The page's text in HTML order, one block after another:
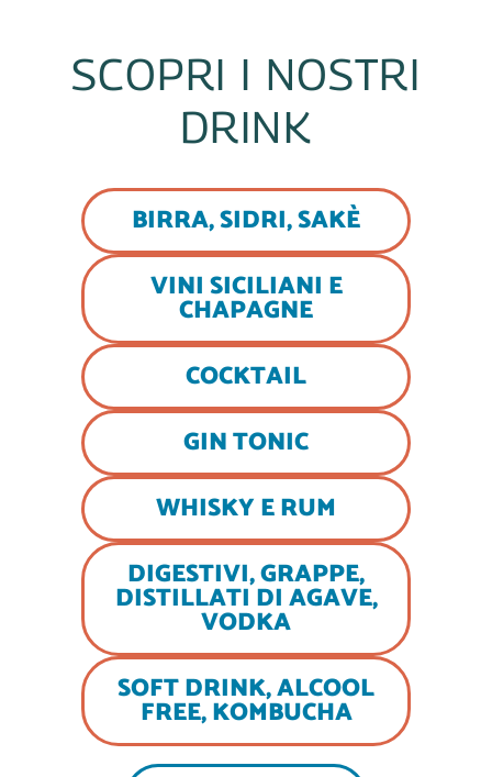
SCOPRI I NOSTRI
DRINK
BIRRA, SIDRI, SAKÈ
VINI SICILIANI E
CHAPAGNE
COCKTAIL
GIN TONIC
WHISKY E RUM
DIGESTIVI, GRAPPE,
DISTILLATI DI AGAVE,
VODKA
SOFT DRINK, ALCOOL
FREE, KOMBUCHA